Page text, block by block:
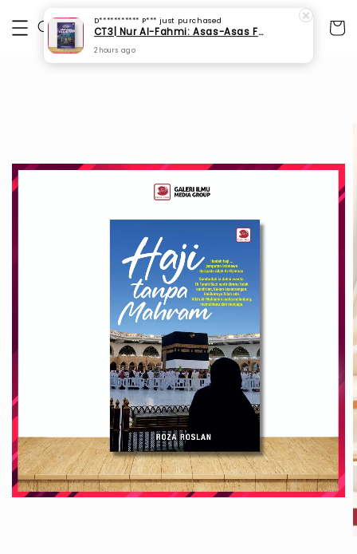
D*********** P*** just purchased
CT3| Nur Al-Fahmi: Asas-Asas Fardhu Ain (SPI 175)
2 hours ago